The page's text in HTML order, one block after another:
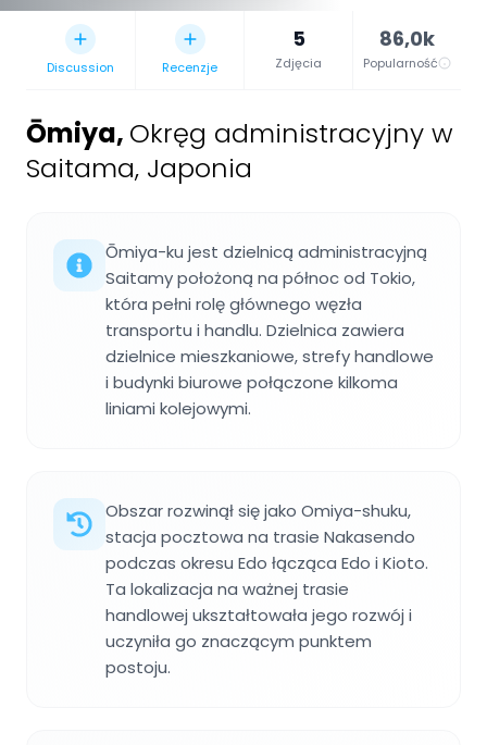
Discussion Recenzje
5
Zdjęcia
86,0k
Popularność
Ōmiya, Okręg administracyjny w
Saitama, Japonia
Ōmiya-ku jest dzielnicą administracyjną
Saitamy położoną na północ od Tokio,
która pełni rolę głównego węzła
transportu i handlu. Dzielnica zawiera
dzielnice mieszkaniowe, strefy handlowe
i budynki biurowe połączone kilkoma
liniami kolejowymi.
Obszar rozwinął się jako Omiya-shuku,
stacja pocztowa na trasie Nakasendo
podczas okresu Edo łącząca Edo i Kioto.
Ta lokalizacja na ważnej trasie
handlowej ukształtowała jego rozwój i
uczyniła go znaczącym punktem
postoju.